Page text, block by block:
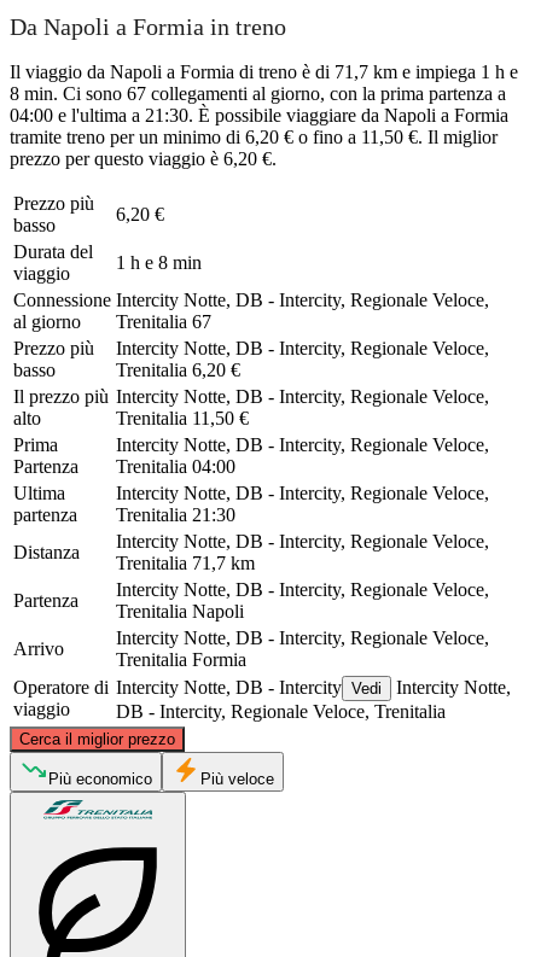
Da Napoli a Formia in treno
Il viaggio da Napoli a Formia di treno è di 71,7 km e impiega 1 h e
8 min. Ci sono 67 collegamenti al giorno, con la prima partenza a
04:00 e l'ultima a 21:30. È possibile viaggiare da Napoli a Formia
tramite treno per un minimo di 6,20 € o fino a 11,50 €. Il miglior
prezzo per questo viaggio è 6,20 €.
Prezzo più
basso
6,20 €
Durata del
viaggio
1 h e 8 min
Connessione
al giorno
Intercity Notte, DB - Intercity, Regionale Veloce,
Trenitalia 67
Prezzo più
basso
Intercity Notte, DB - Intercity, Regionale Veloce,
Trenitalia 6,20 €
Il prezzo più
alto
Intercity Notte, DB - Intercity, Regionale Veloce,
Trenitalia 11,50 €
Prima
Partenza
Intercity Notte, DB - Intercity, Regionale Veloce,
Trenitalia 04:00
Ultima
partenza
Intercity Notte, DB - Intercity, Regionale Veloce,
Trenitalia 21:30
Distanza
Intercity Notte, DB - Intercity, Regionale Veloce,
Trenitalia 71,7 km
Partenza
Intercity Notte, DB - Intercity, Regionale Veloce,
Trenitalia Napoli
Arrivo
Intercity Notte, DB - Intercity, Regionale Veloce,
Trenitalia Formia
Operatore di
viaggio
Intercity Notte, DB - Intercity Vedi
Intercity Notte,
DB - Intercity, Regionale Veloce, Trenitalia
Cerca il miglior prezzo
Formia
©CARTO, ©OpenStreetMapcontributors
Più economico Più veloce